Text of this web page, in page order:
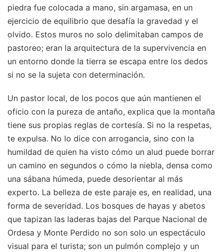
piedra fue colocada a mano, sin argamasa, en un
ejercicio de equilibrio que desafía la gravedad y el
olvido. Estos muros no solo delimitaban campos de
pastoreo; eran la arquitectura de la supervivencia en
un entorno donde la tierra se escapa entre los dedos
si no se la sujeta con determinación.
Un pastor local, de los pocos que aún mantienen el
oficio con la pureza de antaño, explica que la montaña
tiene sus propias reglas de cortesía. Si no la respetas,
te expulsa. No lo dice con arrogancia, sino con la
humildad de quien ha visto cómo un alud puede borrar
un camino en segundos o cómo la niebla, densa como
una sábana húmeda, puede desorientar al más
experto. La belleza de este paraje es, en realidad, una
forma de severidad. Los bosques de hayas y abetos
que tapizan las laderas bajas del Parque Nacional de
Ordesa y Monte Perdido no son solo un espectáculo
visual para el turista; son un pulmón complejo y un